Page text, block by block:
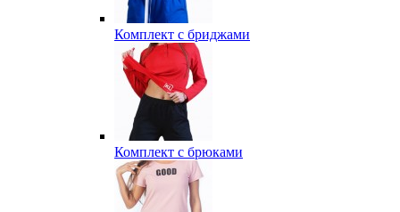
Комплект с бриджами
Комплект с брюками